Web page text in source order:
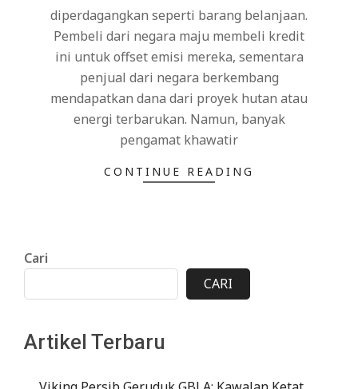
diperdagangkan seperti barang belanjaan.
Pembeli dari negara maju membeli kredit
ini untuk offset emisi mereka, sementara
penjual dari negara berkembang
mendapatkan dana dari proyek hutan atau
energi terbarukan. Namun, banyak
pengamat khawatir
CONTINUE READING
Cari
CARI
Artikel Terbaru